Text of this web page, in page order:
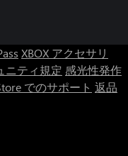
XBOX アクセサリ
ニティ規定 感光性発作
でのサポート 返品